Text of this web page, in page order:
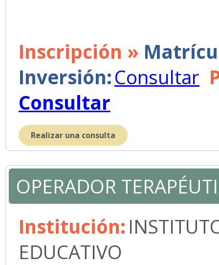
Inscripción »
Inversión:Consultar
Consultar
Realizar una consulta
OPERADOR
Institución:
EDUCATIVO